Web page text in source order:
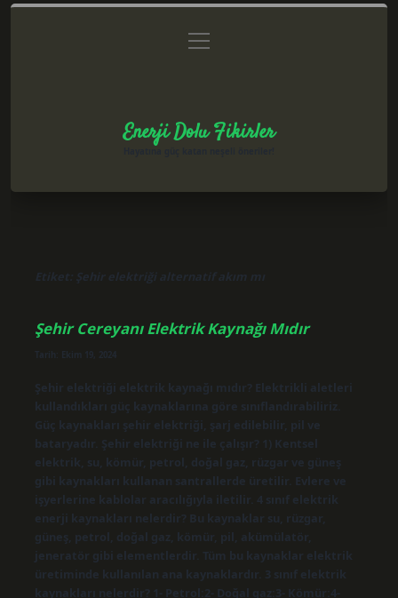
Gizlilik Politikası
menüyü
aç
Enerji Dolu Fikirler
Etiket: Şehir elektriği alternatif akım mı
Şehir Cereyanı Elektrik Kaynağı Mıdır
Tarih: Ekim 19, 2024
Şehir elektriği elektrik kaynağı mıdır? Elektrikli aletleri
kullandıkları güç kaynaklarına göre sınıflandırabiliriz.
Güç kaynakları şehir elektriği, şarj edilebilir, pil ve
bataryadır. Şehir elektriği ne ile çalışır? 1) Kentsel
elektrik, su, kömür, petrol, doğal gaz, rüzgar ve güneş
gibi kaynakları kullanan santrallerde üretilir. Evlere ve
işyerlerine kablolar aracılığıyla iletilir. 4 sınıf elektrik
enerji kaynakları nelerdir? Bu kaynaklar su, rüzgar,
güneş, petrol, doğal gaz, kömür, pil, akümülatör,
jeneratör gibi elementlerdir. Tüm bu kaynaklar elektrik
üretiminde kullanılan ana kaynaklardır. 3 sınıf elektrik
kaynakları nelerdir? 1- Petrol:2- Doğal gaz:3- Kömür:4-